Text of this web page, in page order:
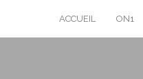
ACCUEIL ON1